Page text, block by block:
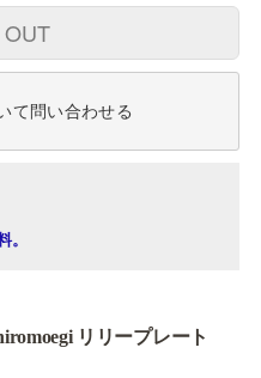
て問い合わせる
。
リリープレート